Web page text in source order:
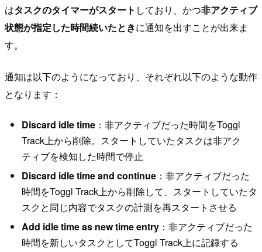
はタスクのタイマーがスタート しており、かつ非アクティブ
状態が指定した時間続いたときに通知を出すことが出来ま
す。
通知は以下のようになっており、それぞれ以下のような動作
となります：
Discard idle time：非アクティブだった時間をToggl
Track上から削除。スタートしていたタスクは非アク
ティブを検知した時間で停止
Discard idle time and continue：非アクティブだった
時間をToggl Track上から削除して、スタートしていたタ
スクと同じ内容でタスクの計測を再スタートさせる
Add idle time as new time entry：非アクティブだった
時間を新しいタスクとしてToggl Track上に記録する